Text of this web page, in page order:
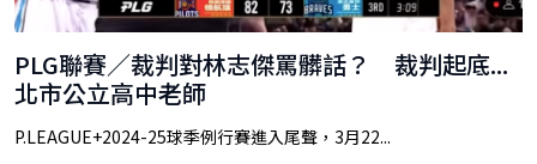
PLG聯賽／裁判對林志傑罵髒話？ 裁判起底...
北市公立高中老師
P.LEAGUE+2024-25球季例行賽進入尾聲，3月22...